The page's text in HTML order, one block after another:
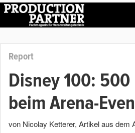
Report
Disney 100:
beim Arena-
von Nicolay Ketterer, Artikel aus dem